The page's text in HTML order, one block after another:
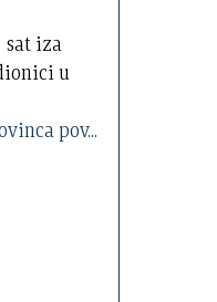
sat iza
u
pov...